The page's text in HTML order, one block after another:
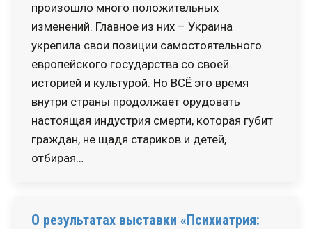
произошло много положительных
изменений. Главное из них ­– Украина
укрепила свои позиции самостоятельного
европейского государства со своей
историей и культурой. Но ВСЁ это время
внутри страны продолжает орудовать
настоящая индустрия смерти, которая губит
граждан, не щадя стариков и детей,
отбирая…
О результатах выставки «Психиатрия: